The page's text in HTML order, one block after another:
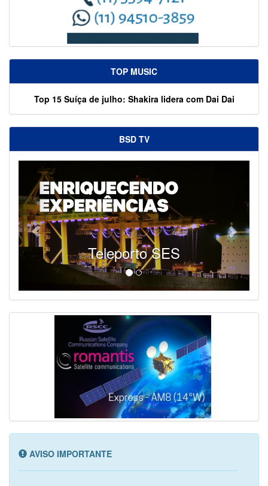
TOP MUSIC
Top 15 Suíça de julho: Shakira lidera com Dai Dai
BSD TV
Teleporto SES
AVISO IMPORTANTE